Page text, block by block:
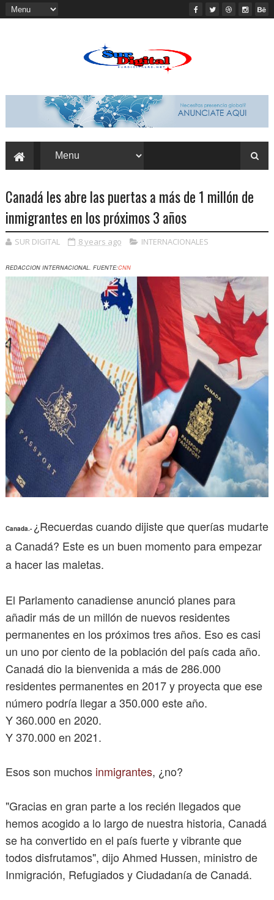
Canadá les abre las puertas a más de 1 millón de
inmigrantes en los próximos 3 años
SUR DIGITAL 8 years ago INTERNACIONALES
REDACCION INTERNACIONAL. FUENTE:CNN
Canada.- ¿Recuerdas cuando dijiste que querías mudarte
a Canadá? Este es un buen momento para empezar
a hacer las maletas.
El Parlamento canadiense anunció planes para
añadir más de un millón de nuevos residentes
permanentes en los próximos tres años. Eso es casi
un uno por ciento de la población del país cada año.
Canadá dio la bienvenida a más de 286.000
residentes permanentes en 2017 y proyecta que ese
número podría llegar a 350.000 este año.
Y 360.000 en 2020.
Y 370.000 en 2021.
Esos son muchos inmigrantes, ¿no?
"Gracias en gran parte a los recién llegados que
hemos acogido a lo largo de nuestra historia, Canadá
se ha convertido en el país fuerte y vibrante que
todos disfrutamos", dijo Ahmed Hussen, ministro de
Inmigración, Refugiados y Ciudadanía de Canadá.